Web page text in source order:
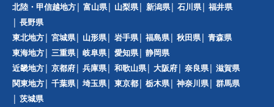
北陸・甲信越地方
富山県 山梨県 新潟県 石川県
福井県
長野県
東北地方
宮城県 山形県 岩手県 福島県 秋田県
青森県
東海地方
三重県 岐阜県 愛知県
静岡県
近畿地方
京都府 兵庫県 和歌山県 大阪府 奈良県
滋賀県
関東地方
千葉県 埼玉県 東京都 栃木県 神奈川県
群馬県
茨城県